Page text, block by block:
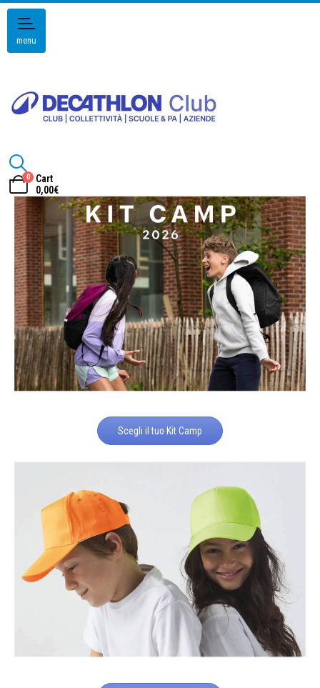
menu
0
Cart
0,00€
Scegli il tuo Kit Camp